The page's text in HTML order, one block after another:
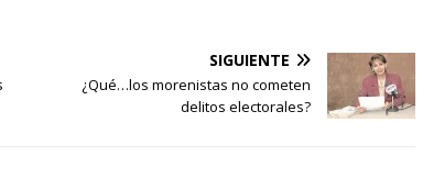
SIGUIENTE
¿Qué…los morenistas no cometen
delitos electorales?